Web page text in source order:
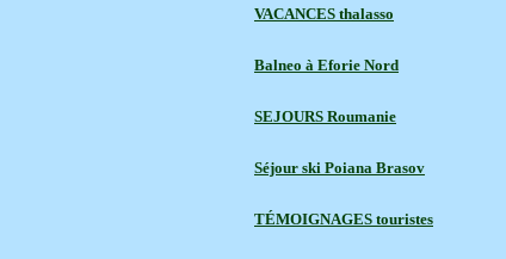
VACANCES thalasso
Balneo à Eforie Nord
SEJOURS Roumanie
Séjour ski Poiana Brasov
TÉMOIGNAGES touristes